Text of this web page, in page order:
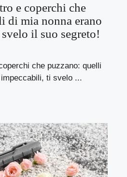
e coperchi che
di mia nonna erano
il suo segreto!
che puzzano: quelli
ti svelo ...